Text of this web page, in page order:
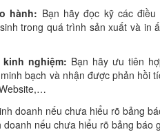
hành: Bạn hãy đọc kỹ các
trong quá trình sản xuất và in
nghiệm: Bạn hãy ưu tiên
bạch và nhận được phản hồi
doanh nếu chưa hiểu rõ bảng báo